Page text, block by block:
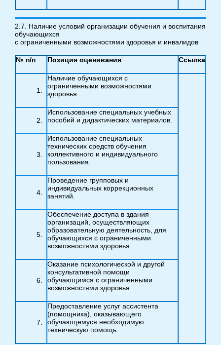
2.7. Наличие условий организации обучения и воспитания
обучающихся
с ограниченными возможностями здоровья и инвалидов
№ п/п Позиция оценивания Ссылка
Наличие обучающихся с
ограниченными возможностями
здоровья.
Использование специальных учебных
пособий и дидактических материалов.
Использование специальных
технических средств обучения
коллективного и индивидуального
пользования.
Проведение групповых и
индивидуальных коррекционных
занятий.
Обеспечение доступа в здания
организаций, осуществляющих
образовательную деятельность, для
обучающихся с ограниченными
возможностями здоровья.
Оказание психологической и другой
консультативной помощи
обучающимся с ограниченными
возможностями здоровья.
Предоставление услуг ассистента
(помощника), оказывающего
обучающемуся необходимую
техническую помощь.